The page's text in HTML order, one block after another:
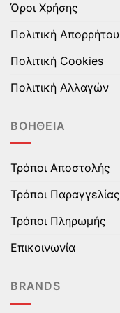
Όροι Χρήσης
Πολιτική Απορρήτου
Πολιτική Cookies
Πολιτική Αλλαγών
ΒΟΉΘΕΙΑ
Τρόποι Αποστολής
Τρόποι Παραγγελίας
Τρόποι Πληρωμής
Επικοινωνία
BRANDS